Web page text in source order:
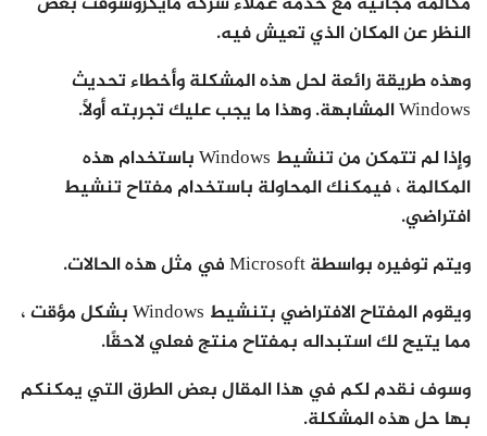
النظر عن المكان الذي تعيش فيه.
وهذه طريقة رائعة لحل هذه المشكلة وأخطاء تحديث
Windows المشابهة. وهذا ما يجب عليك تجربته أولاً.
وإذا لم تتمكن من تنشيط Windows باستخدام هذه
المكالمة ، فيمكنك المحاولة باستخدام مفتاح تنشيط
افتراضي.
ويتم توفيره بواسطة Microsoft في مثل هذه الحالات.
ويقوم المفتاح الافتراضي بتنشيط Windows بشكل مؤقت ،
مما يتيح لك استبداله بمفتاح منتج فعلي لاحقًا.
وسوف نقدم لكم في هذا المقال بعض الطرق التي يمكنكم
بها حل هذه المشكلة.